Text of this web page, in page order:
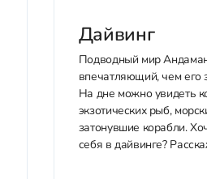
Дайвинг
Подводный мир
впечатляющий, чем его
На дне можно увидеть
экзотических рыб,
затонувшие корабли.
себя в дайвинге?